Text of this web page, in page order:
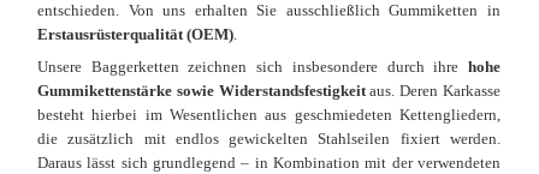
entschieden. Von uns erhalten Sie ausschließlich Gummiketten in
Erstausrüsterqualität (OEM).
Unsere Baggerketten zeichnen sich insbesondere durch ihre hohe
Gummikettenstärke sowie Widerstandsfestigkeitaus. Deren Karkasse
besteht hierbei im Wesentlichen aus geschmiedeten Kettengliedern,
die zusätzlich mit endlos gewickelten Stahlseilen fixiert werden.
Daraus lässt sich grundlegend – in Kombination mit der verwendeten